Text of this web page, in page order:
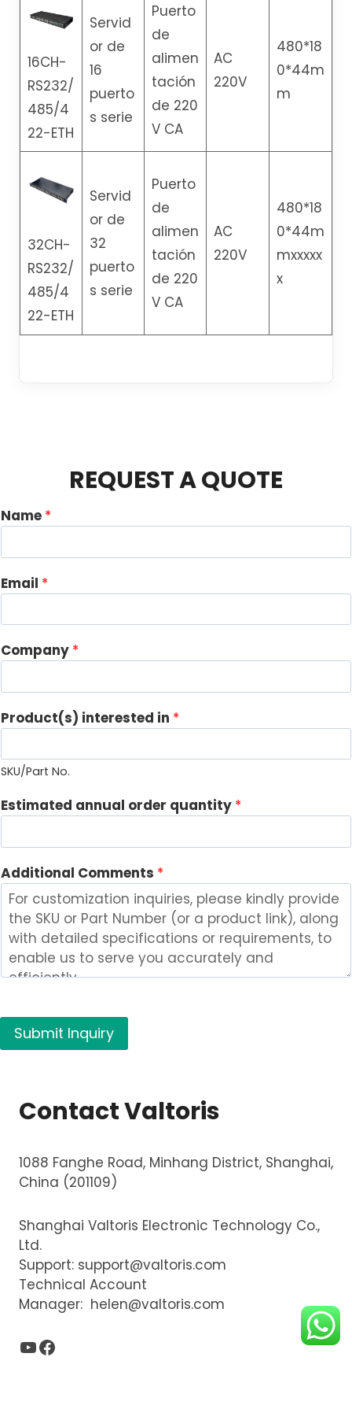
16CH-
RS232/
485/4
22-ETH
Servid
or de
16
puerto
s serie
Puerto
de
alimen
tación
de 220
V CA
AC
220V
480*18
0*44m
m
32CH-
RS232/
485/4
22-ETH
Servid
or de
32
puerto
s serie
Puerto
de
alimen
tación
de 220
V CA
AC
220V
480*18
0*44m
mxxxxx
x
REQUEST A QUOTE
Name *
Email *
Company *
Product(s) interested in *
SKU/Part No.
a
n
a
u
n
i
Estimated annual order quantity *
Additional Comments *
Submit Inquiry
Contact Valtoris
1088 Fanghe Road, Minhang District, Shanghai,
China (201109)
Shanghai Valtoris Electronic Technology Co.,
Ltd.
Support: support@valtoris.com
Technical Account
Manager: helen@valtoris.com
YouTube
Facebook